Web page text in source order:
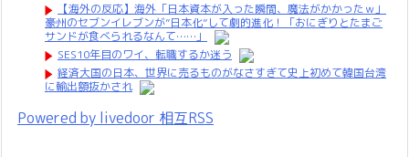
【海外の反応】海外「日本資本が入った瞬間、魔法がかかったｗ」
豪州のセブンイレブンが”日本化”して劇的進化！「おにぎりとたまご
サンドが食べられるなんて……」
SES10年目のワイ、転職するか迷う
経済大国の日本、世界に売るものがなさすぎて史上初めて韓国台湾
に輸出額抜かされ
Powered by livedoor 相互RSS